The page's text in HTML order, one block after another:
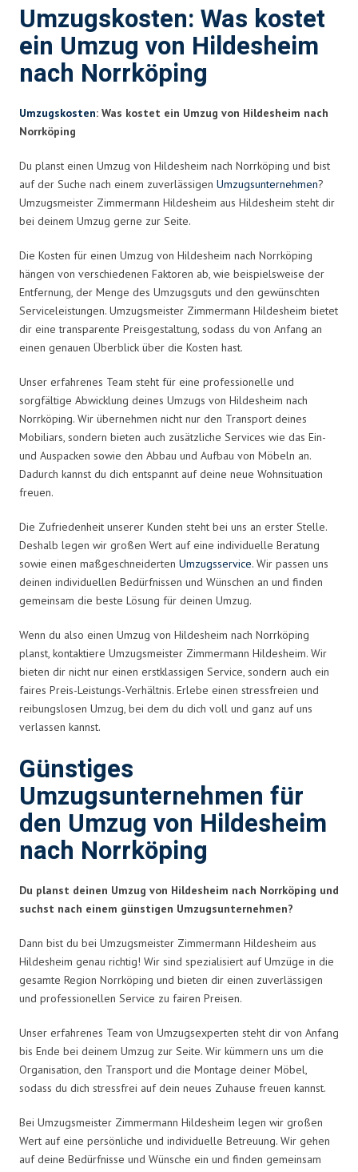
Umzugskosten: Was kostet
ein Umzug von Hildesheim
nach Norrköping
Umzugskosten: Was kostet ein Umzug von Hildesheim nach
Norrköping
Du planst einen Umzug von Hildesheim nach Norrköping und bist
auf der Suche nach einem zuverlässigen Umzugsunternehmen?
Umzugsmeister Zimmermann Hildesheim aus Hildesheim steht dir
bei deinem Umzug gerne zur Seite.
Die Kosten für einen Umzug von Hildesheim nach Norrköping
hängen von verschiedenen Faktoren ab, wie beispielsweise der
Entfernung, der Menge des Umzugsguts und den gewünschten
Serviceleistungen. Umzugsmeister Zimmermann Hildesheim bietet
dir eine transparente Preisgestaltung, sodass du von Anfang an
einen genauen Überblick über die Kosten hast.
Unser erfahrenes Team steht für eine professionelle und
sorgfältige Abwicklung deines Umzugs von Hildesheim nach
Norrköping. Wir übernehmen nicht nur den Transport deines
Mobiliars, sondern bieten auch zusätzliche Services wie das Ein-
und Auspacken sowie den Abbau und Aufbau von Möbeln an.
Dadurch kannst du dich entspannt auf deine neue Wohnsituation
freuen.
Die Zufriedenheit unserer Kunden steht bei uns an erster Stelle.
Deshalb legen wir großen Wert auf eine individuelle Beratung
sowie einen maßgeschneiderten Umzugsservice. Wir passen uns
deinen individuellen Bedürfnissen und Wünschen an und finden
gemeinsam die beste Lösung für deinen Umzug.
Wenn du also einen Umzug von Hildesheim nach Norrköping
planst, kontaktiere Umzugsmeister Zimmermann Hildesheim. Wir
bieten dir nicht nur einen erstklassigen Service, sondern auch ein
faires Preis-Leistungs-Verhältnis. Erlebe einen stressfreien und
reibungslosen Umzug, bei dem du dich voll und ganz auf uns
verlassen kannst.
Günstiges
Umzugsunternehmen für
den Umzug von Hildesheim
nach Norrköping
Du planst deinen Umzug von Hildesheim nach Norrköping und
suchst nach einem günstigen Umzugsunternehmen?
Dann bist du bei Umzugsmeister Zimmermann Hildesheim aus
Hildesheim genau richtig! Wir sind spezialisiert auf Umzüge in die
gesamte Region Norrköping und bieten dir einen zuverlässigen
und professionellen Service zu fairen Preisen.
Unser erfahrenes Team von Umzugsexperten steht dir von Anfang
bis Ende bei deinem Umzug zur Seite. Wir kümmern uns um die
Organisation, den Transport und die Montage deiner Möbel,
sodass du dich stressfrei auf dein neues Zuhause freuen kannst.
Bei Umzugsmeister Zimmermann Hildesheim legen wir großen
Wert auf eine persönliche und individuelle Betreuung. Wir gehen
auf deine Bedürfnisse und Wünsche ein und finden gemeinsam